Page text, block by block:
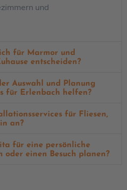
und
für Marmor und
entscheiden?
Auswahl und Planung
für Erlenbach helfen?
für Fliesen,
an?
für eine persönliche
oder einen Besuch planen?